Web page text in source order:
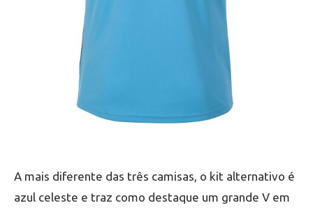
A mais diferente das três camisas, o kit alternativo é
azul celeste e traz como destaque um grande V em